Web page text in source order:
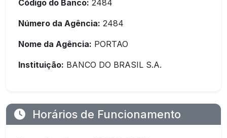
Código do Banco: 2484
Número da Agência: 2484
Nome da Agência: PORTAO
Instituição: BANCO DO BRASIL S.A.
Horários de Funcionamento